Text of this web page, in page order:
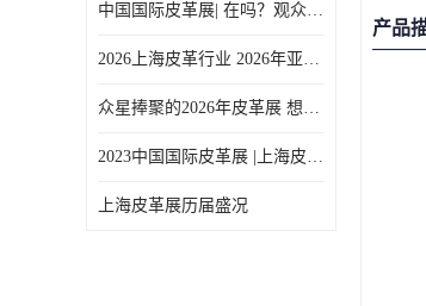
中国国际皮革展| 在吗？观众预登记在线Cue你了
2026上海皮革行业 2026年亚太皮革展上海展
众星捧聚的2026年皮革展 想参加
2023中国国际皮革展 |上海皮革展 |行业盛事回归，重振中国皮革业
上海皮革展历届盛况
产品